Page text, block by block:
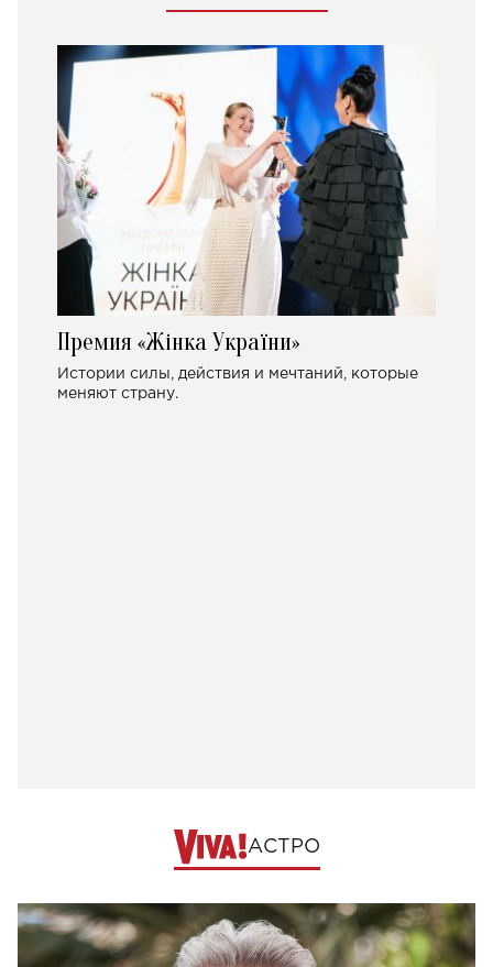
Премия «Жінка України»
Истории силы, действия и мечтаний, которые
меняют страну.
АСТРО